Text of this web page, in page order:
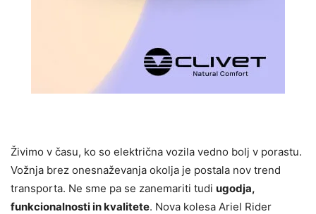
Živimo v času, ko so električna vozila vedno bolj v porastu.
Vožnja brez onesnaževanja okolja je postala nov trend
transporta. Ne sme pa se zanemariti tudi ugodja,
funkcionalnosti in kvalitete. Nova kolesa Ariel Rider